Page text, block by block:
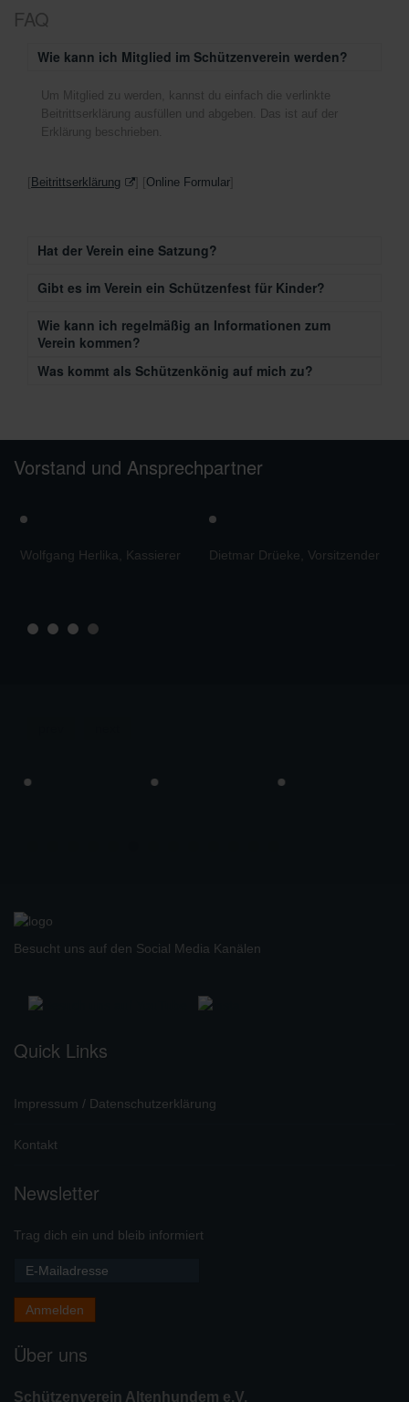
FAQ
Wie kann ich Mitglied im Schützenverein werden?
Um Mitglied zu werden, kannst du einfach die verlinkte
Beitrittserklärung ausfüllen und abgeben. Das ist auf der
Erklärung beschrieben.
Beitrittserklärung Online Formular
Hat der Verein eine Satzung?
Gibt es im Verein ein Schützenfest für Kinder?
Wie kann ich regelmäßig an Informationen zum
Verein kommen?
Was kommt als Schützenkönig auf mich zu?
Vorstand und Ansprechpartner
Wolfgang Herlika, Kassierer Dietmar Drüeke, Vorsitzender
Besucht uns auf den Social Media Kanälen
Quick Links
Impressum / Datenschutzerklärung
Kontakt
Newsletter
Trag dich ein und bleib informiert
Über uns
Schützenverein Altenhundem e.V.